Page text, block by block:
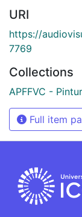
URI
https://
7769
Collections
APFFVC -
Full item